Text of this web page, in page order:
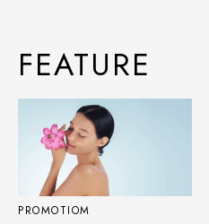
FEATURE
PROMOTIOM